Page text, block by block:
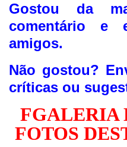
Gostou da
comentário e
amigos.
Não gostou?
críticas ou
FGALERIA
FOTOS